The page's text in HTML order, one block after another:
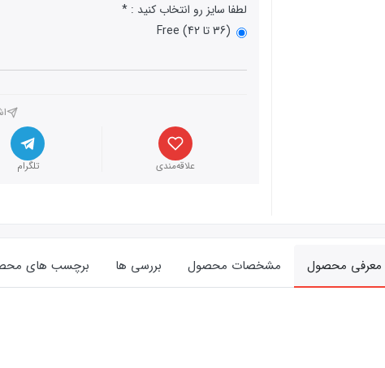
لطفا سایز رو انتخاب کنید :
(36 تا 42) Free
علاقه‌مندی تلگرام
معرفی محصول مشخصات محصول بررسی ها برچسب های